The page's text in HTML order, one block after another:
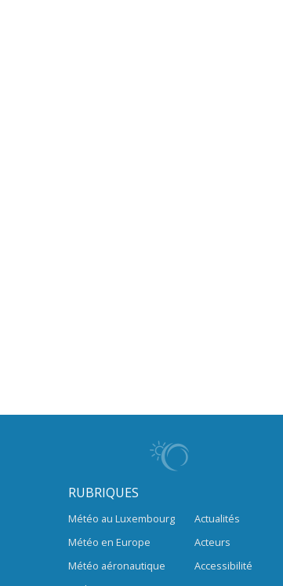
RUBRIQUES
Météo au Luxembourg
Météo en Europe
Météo aéronautique
Actualités
Acteurs
Accessibilité